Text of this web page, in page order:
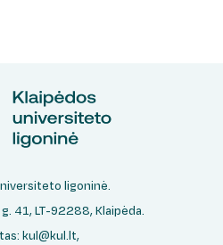
ligoninė.
41, LT-92288, Klaipėda.
kul@kul.lt,